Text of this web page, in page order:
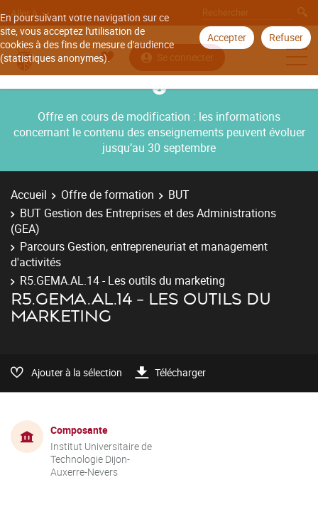
En poursuivant votre navigation sur ce
site, vous acceptez l'utilisation de
cookies à des fins de mesure d'audience
(statistiques anonymes).
Accepter Refuser
Aller à
Se connecter
Offre en cours de modification : les informations
concernant le contenu des enseignements peuvent évoluer
jusqu’au 30 septembre
Accueil Offre de formation
BUT
BUT Gestion des Entreprises et des Administrations
(GEA)
Parcours Gestion, entrepreneuriat et management
d'activités
R5.GEMA.AL.14 - Les outils du marketing
R5.GEMA.AL.14 - LES OUTILS DU
MARKETING
Ajouter à la sélection Télécharger
Composante
Institut Universitaire de
Technologie Dijon-
Auxerre-Nevers